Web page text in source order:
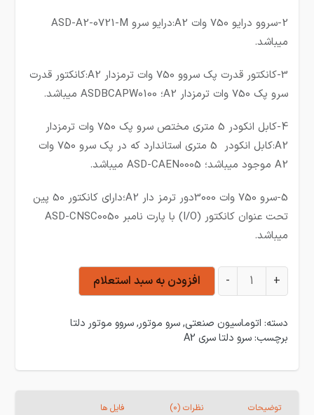
2-سروو درایو 750 وات A2:درایو سرو ASD-A2-0721-M
میباشد.
3-کانکتور قدرت پک سروو 750 وات ترمزدار A2:کانکتور قدرت
سرو پک 750 وات ترمزدار A2؛ ASDBCAPW0100 میباشد.
4-کابل انکودر 5 متری مختص سرو پک 750 وات ترمزدار
A2:کابل انکودر 5 متری استاندارد که در پک سرو 750 وات
A2 موجود میباشد؛ ASD-CAEN0005 میباشد.
5-سرو 750 وات 3000دور ترمز دار A2؛دارای کانکتور 50 پین
تحت عنوان کانکتور (I/O) با پارت نامبر ASD-CNSC0050
میباشد.
سرو 750 وات 3000 دور ترمزدار دلتا سری A2 عدد
+
- افزودن به سبد استعلام
دسته: اتوماسیون صنعتی,سرو موتور,سروو موتور دلتا
برچسب:سرو دلتا سری A2
توضیحات نظرات (0) فایل ها